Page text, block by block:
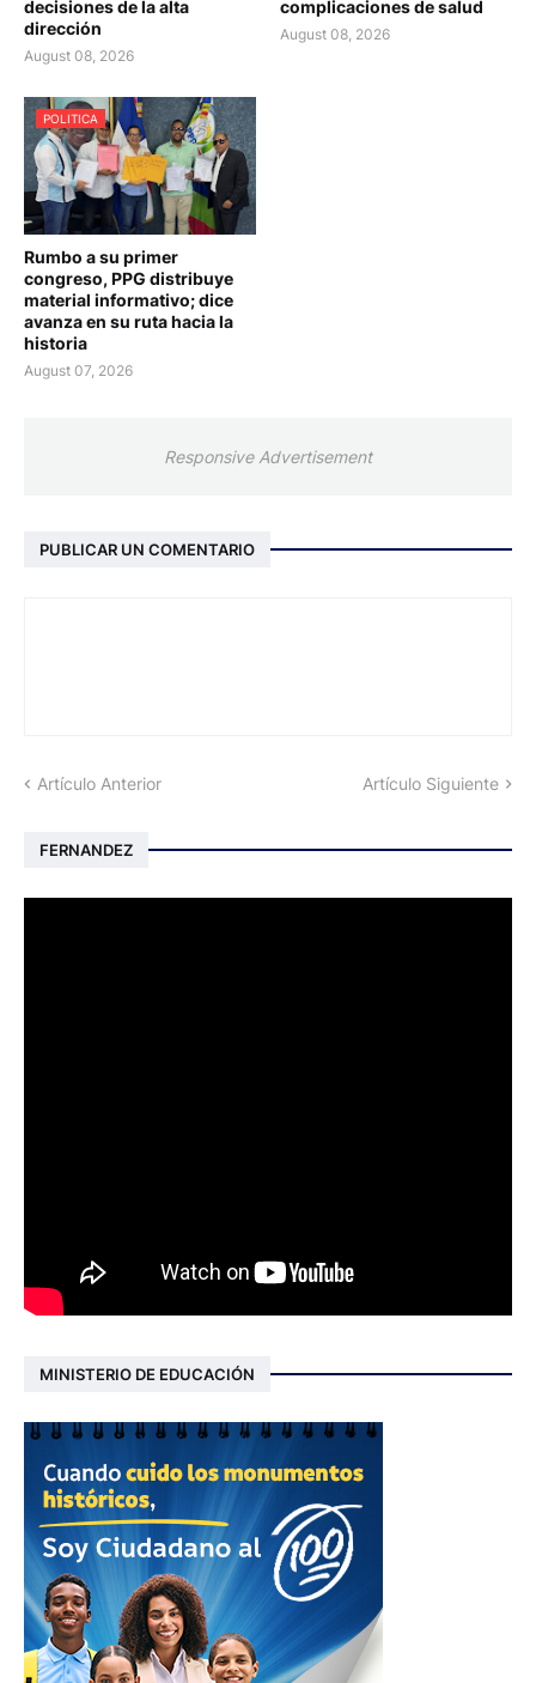
decisiones de la alta
dirección
August 08, 2026
complicaciones de salud
August 08, 2026
POLITICA
Rumbo a su primer
congreso, PPG distribuye
material informativo; dice
avanza en su ruta hacia la
historia
August 07, 2026
Responsive Advertisement
PUBLICAR UN COMENTARIO
Artículo Anterior Artículo Siguiente
FERNANDEZ
MINISTERIO DE EDUCACIÓN